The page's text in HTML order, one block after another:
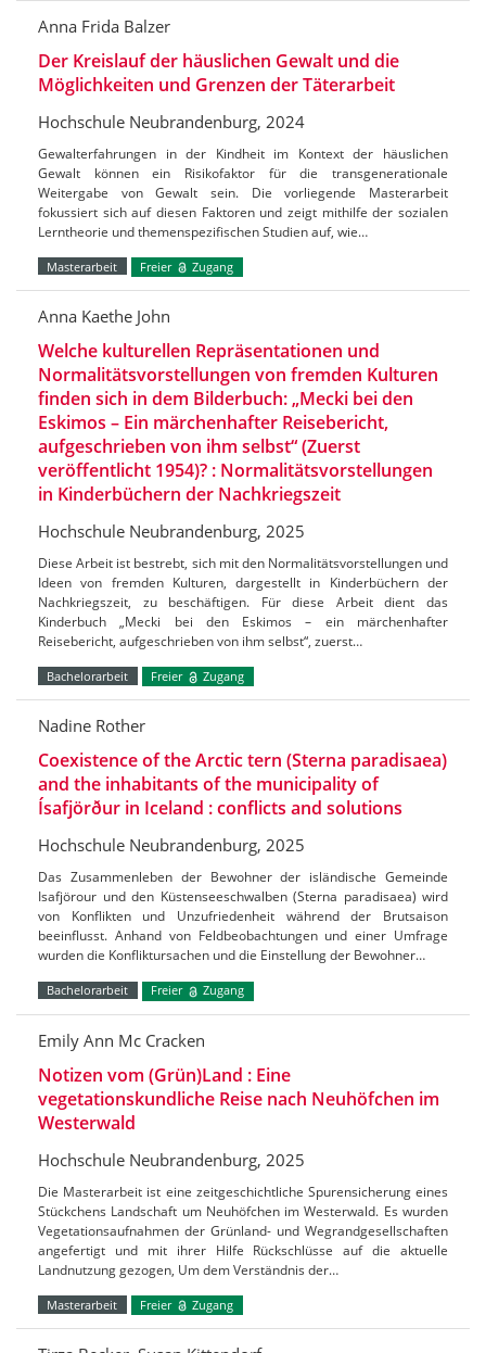
Anna Frida Balzer
Der Kreislauf der häuslichen Gewalt und die
Möglichkeiten und Grenzen der Täterarbeit
Hochschule Neubrandenburg, 2024
Gewalterfahrungen in der Kindheit im Kontext der häuslichen
Gewalt können ein Risikofaktor für die transgenerationale
Weitergabe von Gewalt sein. Die vorliegende Masterarbeit
fokussiert sich auf diesen Faktoren und zeigt mithilfe der sozialen
Lerntheorie und themenspezifischen Studien auf, wie…
Masterarbeit Freier Zugang
Anna Kaethe John
Welche kulturellen Repräsentationen und
Normalitätsvorstellungen von fremden Kulturen
finden sich in dem Bilderbuch: „Mecki bei den
Eskimos – Ein märchenhafter Reisebericht,
aufgeschrieben von ihm selbst“ (Zuerst
veröffentlicht 1954)? : Normalitätsvorstellungen
in Kinderbüchern der Nachkriegszeit
Hochschule Neubrandenburg, 2025
Diese Arbeit ist bestrebt, sich mit den Normalitätsvorstellungen und
Ideen von fremden Kulturen, dargestellt in Kinderbüchern der
Nachkriegszeit, zu beschäftigen. Für diese Arbeit dient das
Kinderbuch „Mecki bei den Eskimos – ein märchenhafter
Reisebericht, aufgeschrieben von ihm selbst“, zuerst…
Bachelorarbeit Freier Zugang
Nadine Rother
Coexistence of the Arctic tern (Sterna paradisaea)
and the inhabitants of the municipality of
Ísafjörður in Iceland : conflicts and solutions
Hochschule Neubrandenburg, 2025
Das Zusammenleben der Bewohner der isländische Gemeinde
Isafjörour und den Küstenseeschwalben (Sterna paradisaea) wird
von Konflikten und Unzufriedenheit während der Brutsaison
beeinflusst. Anhand von Feldbeobachtungen und einer Umfrage
wurden die Konfliktursachen und die Einstellung der Bewohner…
Bachelorarbeit Freier Zugang
Emily Ann Mc Cracken
Notizen vom (Grün)Land : Eine
vegetationskundliche Reise nach Neuhöfchen im
Westerwald
Hochschule Neubrandenburg, 2025
Die Masterarbeit ist eine zeitgeschichtliche Spurensicherung eines
Stückchens Landschaft um Neuhöfchen im Westerwald. Es wurden
Vegetationsaufnahmen der Grünland- und Wegrandgesellschaften
angefertigt und mit ihrer Hilfe Rückschlüsse auf die aktuelle
Landnutzung gezogen, Um dem Verständnis der…
Masterarbeit Freier Zugang